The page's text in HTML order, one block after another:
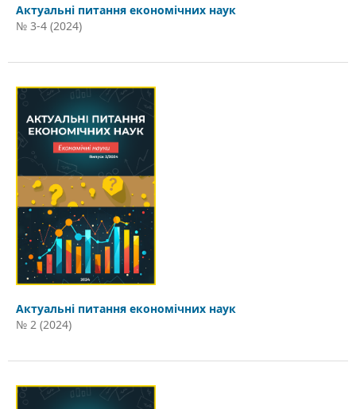
Актуальні питання економічних наук
№ 3-4 (2024)
Актуальні питання економічних наук
№ 2 (2024)